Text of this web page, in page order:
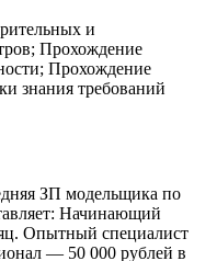
и
Прохождение
Прохождение
знания требований
ЗП модельщика по
Начинающий
Опытный специалист
— 50 000 рублей в